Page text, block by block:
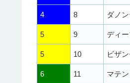
4 8 ダノ
5 9 ディ
5 10 ビザ
6 11 マテ